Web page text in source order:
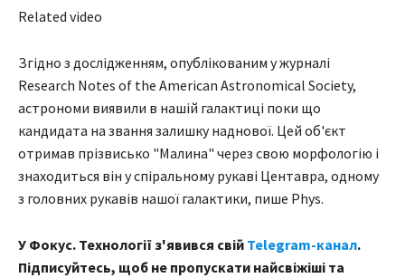
Related video
Згідно з дослідженням, опублікованим у журналі
Research Notes of the American Astronomical Society,
астрономи виявили в нашій галактиці поки що
кандидата на звання залишку наднової. Цей об'єкт
отримав прізвисько "Малина" через свою морфологію і
знаходиться він у спіральному рукаві Центавра, одному
з головних рукавів нашої галактики, пише Phys.
У Фокус. Технології з'явився свій Telegram-канал.
Підписуйтесь, щоб не пропускати найсвіжіші та